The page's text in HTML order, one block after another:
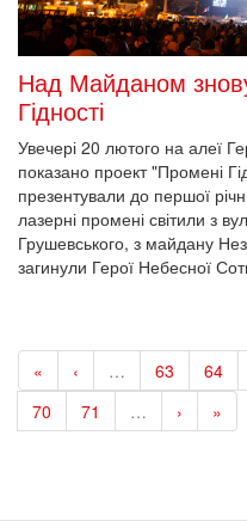
Над Майданом
Гідності
Увечері 20 лютого на алеї
показано проект "Промені
презентували до першої
лазерні промені світили з
Грушевського, з майдану
загинули Герої Небесної
« ‹ … 63 64
70
71 … › »